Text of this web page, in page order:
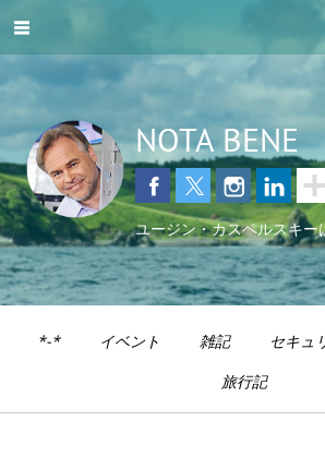
NOTA BENE
ユージン・カスペルスキ
*-* イベント 雑記
セキュ
旅行記